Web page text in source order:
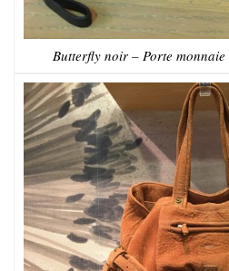
Butterfly noir – Porte monnaie